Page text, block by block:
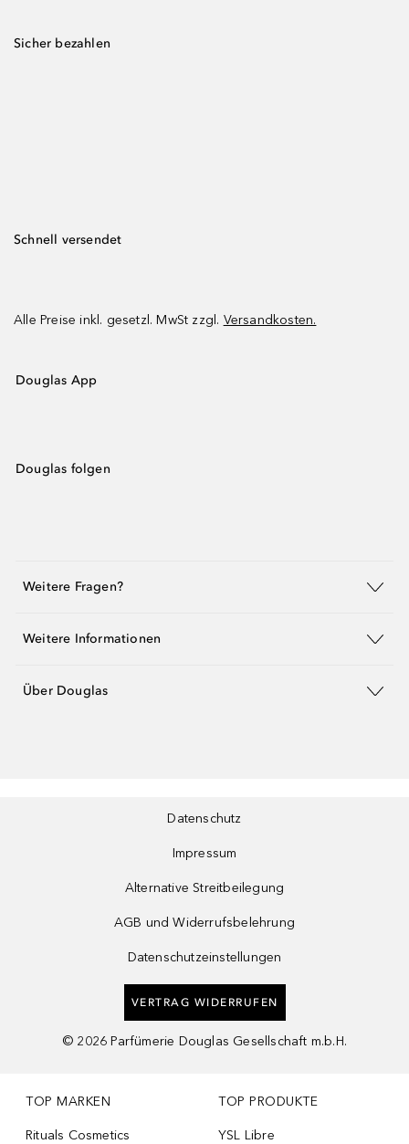
Sicher bezahlen
Schnell versendet
Alle Preise inkl. gesetzl. MwSt zzgl. Versandkosten.
Douglas App
Douglas folgen
Weitere Fragen?
Weitere Informationen
Über Douglas
Datenschutz
Impressum
Alternative Streitbeilegung
AGB und Widerrufsbelehrung
Datenschutzeinstellungen
VERTRAG WIDERRUFEN
© 2026 Parfümerie Douglas Gesellschaft m.b.H.
TOP MARKEN
Rituals Cosmetics
TOP PRODUKTE
YSL Libre